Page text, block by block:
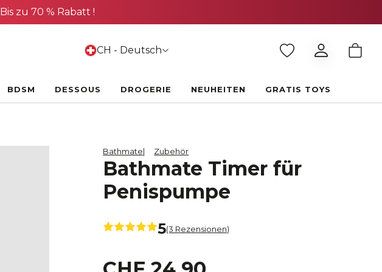
Bis zu 70 % Rabatt !
CH - Deutsch
BDSM DESSOUS DROGERIE NEUHEITEN GRATIS TOYS
Bathmate Zubehör
Bathmate Timer für
Penispumpe
5(3 Rezensionen)